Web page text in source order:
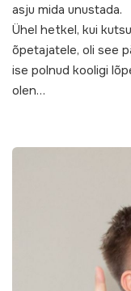
asju mida unustada.
Ühel hetkel, kui
õpetajatele, oli see
ise polnud kooligi
olen…